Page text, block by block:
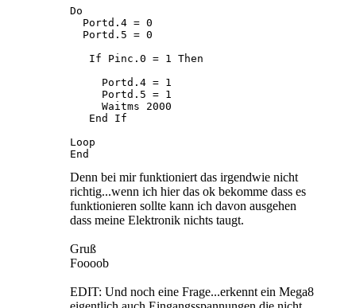
Do
Portd.4
  Portd.5 = 0
If Pinc.0 = 1 Then
     Portd.4 = 1
     Portd.5 = 1
     Waitms 2000
   End If
Loop
End
Denn bei mir funktioniert das irgendwie nicht
richtig...wenn ich hier das ok bekomme dass es
funktionieren sollte kann ich davon ausgehen
dass meine Elektronik nichts taugt.
Gruß
Foooob
EDIT: Und noch eine Frage...erkennt ein Mega8